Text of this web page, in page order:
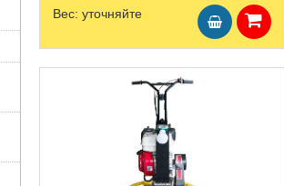
Вес: уточняйте